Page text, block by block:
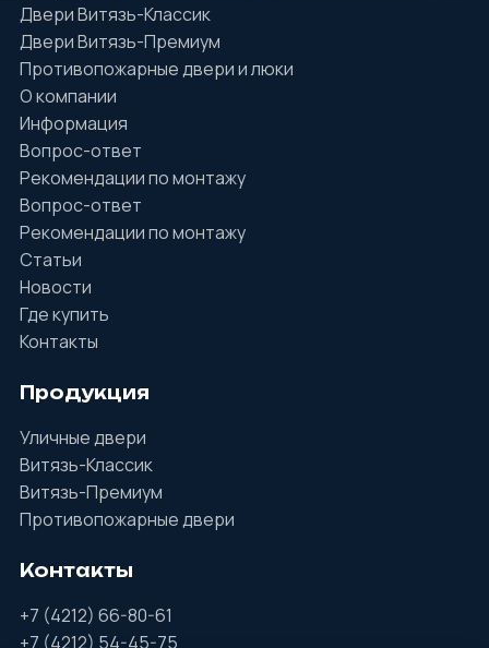
Двери Витязь-Классик
Двери Витязь-Премиум
Противопожарные двери и люки
О компании
Информация
Вопрос-ответ
Рекомендации по монтажу
Вопрос-ответ
Рекомендации по монтажу
Статьи
Новости
Где купить
Контакты
Продукция
Уличные двери
Витязь-Классик
Витязь-Премиум
Противопожарные двери
Контакты
+7 (4212) 66-80-61
+7 (4212) 54-45-75